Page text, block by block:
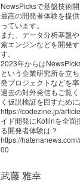
NewsPicksで基盤技術
最高の開発者体験を提
っています。
また、データ分析基盤
索エンジンなどを開発
す。
2023年からは
という企業研究所を立
発プロジェクトなどを率
過去の対外発信もご覧く
く仮説検証を回すため
https://codezine.jp/
イド開発にKotlinを全面
る開発者体験は？
https://
00
武藤 雅幸